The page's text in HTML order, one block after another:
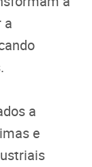
a
a
e